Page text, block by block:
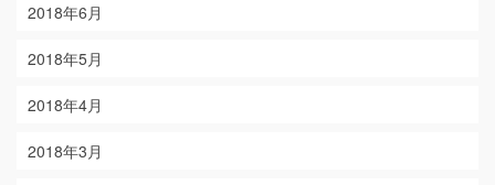
2018年6月
2018年5月
2018年4月
2018年3月